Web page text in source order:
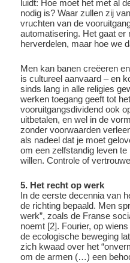
luidt: Hoe moet het met al
nodig is? Waar zullen zij
vruchten van de
automatisering. Het gaat er
herverdelen, maar hoe we
Men kan banen creëeren
is cultureel aanvaard – en
sinds lang in alle religies
werken toegang geeft tot
vooruitgangsdividend ook
uitbetalen, en wel in de
zonder voorwaarden
als nadeel dat je moet
om een zelfstandig leven
willen. Controle of
5. Het recht op werk
In de eerste decennia van
de richting bepaald. Men
werk”, zoals de Franse
noemt [2]. Fourier, op
de ecologische beweging
zich kwaad over het
om de armen (…) een